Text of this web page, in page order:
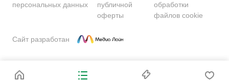
персональных данных
публичной
оферты
обработки
файлов cookie
Сайт разработан